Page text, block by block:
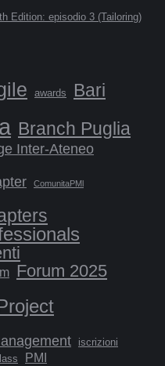
Edition: episodio 3 (Tailoring)
awards Bari
Branch Puglia
Inter-Ateneo
ComunitaPMl
Forum 2025
iscrizioni
PMI